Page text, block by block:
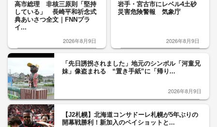
高市総理 非核三原則「堅持
している」 長崎平和祈念式
典あいさつ全文｜FNNプラ
イ...
2026年8月9日
岩手・宮古市にレベル4土砂
災害危険警報 気象庁
2026年8月9日
「先日誘拐されました」地元のシンボル「河童兄
妹」像盗まれる “置き手紙”に「帰り...
2026年8月9日
【J2札幌】北海道コンサドーレ札幌が5年ぶりの
開幕戦勝利！新加入のペイショットと...